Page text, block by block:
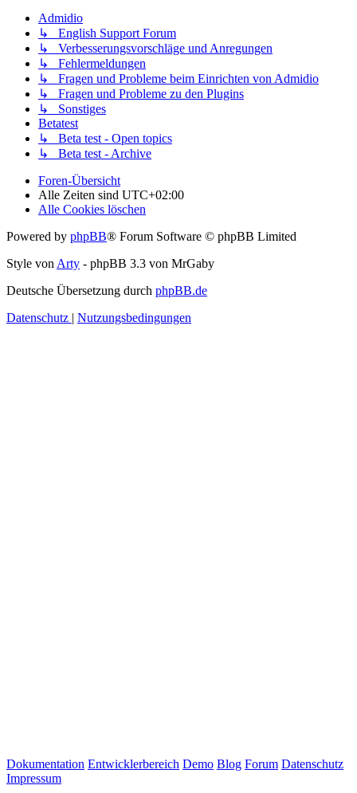
Admidio
↳ English Support Forum
↳ Verbesserungsvorschläge und Anregungen
↳ Fehlermeldungen
↳ Fragen und Probleme beim Einrichten von Admidio
↳ Fragen und Probleme zu den Plugins
↳ Sonstiges
Betatest
↳ Beta test - Open topics
↳ Beta test - Archive
Foren-Übersicht
Alle Zeiten sind UTC+02:00
Alle Cookies löschen
Powered by phpBB® Forum Software © phpBB Limited
Style vonArty - phpBB 3.3 von MrGaby
Deutsche Übersetzung durch phpBB.de
Datenschutz | Nutzungsbedingungen
Dokumentation Entwicklerbereich Demo Blog Forum Datenschutz
Impressum